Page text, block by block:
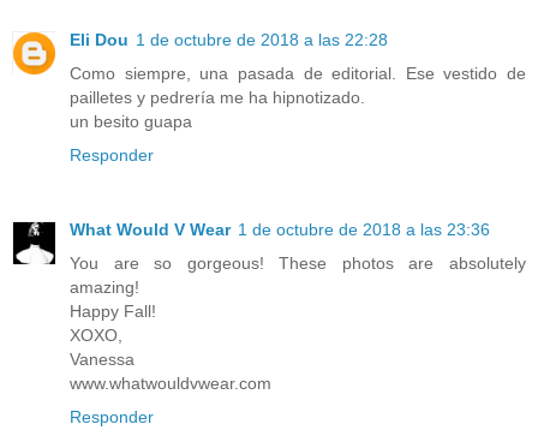
Eli Dou 1 de octubre de 2018 a las 22:28
Como siempre, una pasada de editorial. Ese vestido de
pailletes y pedrería me ha hipnotizado.
un besito guapa
Responder
What Would V Wear 1 de octubre de 2018 a las 23:36
You are so gorgeous! These photos are absolutely
amazing!
Happy Fall!
XOXO,
Vanessa
www.whatwouldvwear.com
Responder